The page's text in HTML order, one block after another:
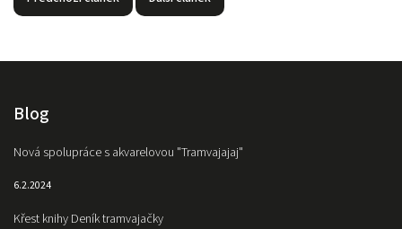
Blog
Nová spolupráce s akvarelovou "Tramvajajaj"
6.2.2024
Křest knihy Deník tramvajačky